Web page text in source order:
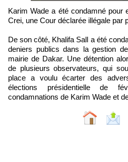
Karim Wade a été condamné pour enrichissement illicite par la
Crei, une Cour déclarée illégale par
De son côté, Khalifa Sall a été
deniers publics dans la gestion
mairie de Dakar. Une détention
de plusieurs observateurs, qui
place a voulu écarter des
élections présidentielle de
condamnations de Karim Wade et